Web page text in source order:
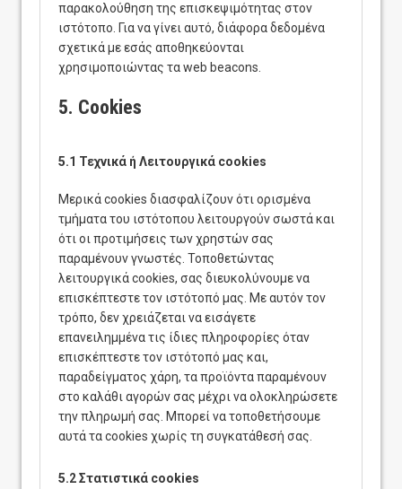
παρακολούθηση της επισκεψιμότητας στον
ιστότοπο. Για να γίνει αυτό, διάφορα δεδομένα
σχετικά με εσάς αποθηκεύονται
χρησιμοποιώντας τα web beacons.
5. Cookies
5.1 Τεχνικά ή Λειτουργικά cookies
Μερικά cookies διασφαλίζουν ότι ορισμένα
τμήματα του ιστότοπου λειτουργούν σωστά και
ότι οι προτιμήσεις των χρηστών σας
παραμένουν γνωστές. Τοποθετώντας
λειτουργικά cookies, σας διευκολύνουμε να
επισκέπτεστε τον ιστότοπό μας. Με αυτόν τον
τρόπο, δεν χρειάζεται να εισάγετε
επανειλημμένα τις ίδιες πληροφορίες όταν
επισκέπτεστε τον ιστότοπό μας και,
παραδείγματος χάρη, τα προϊόντα παραμένουν
στο καλάθι αγορών σας μέχρι να ολοκληρώσετε
την πληρωμή σας. Μπορεί να τοποθετήσουμε
αυτά τα cookies χωρίς τη συγκατάθεσή σας.
5.2 Στατιστικά cookies